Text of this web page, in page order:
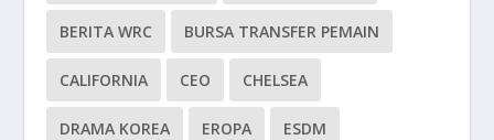
BERITA WRC BURSA TRANSFER PEMAIN
CALIFORNIA CEO CHELSEA
DRAMA KOREA EROPA ESDM